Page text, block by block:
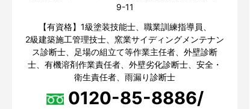
9-11
【有資格】1級塗装技能士、職業訓練指導員、
2級建築施工管理技士、窯業サイディングメンテナン
ス診断士、足場の組立て等作業主任者、外壁診断
士、有機溶剤作業責任者、外壁劣化診断士、安全・
衛生責任者、雨漏り診断士
0120-85-8886/